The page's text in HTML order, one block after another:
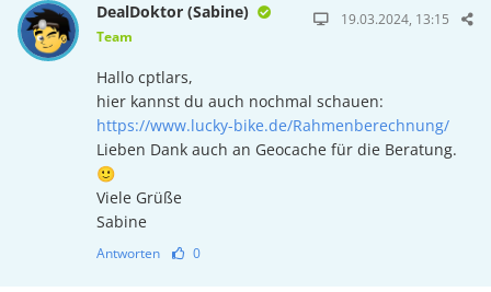
DealDoktor (Sabine)
Team
19.03.2024, 13:15
Hallo cptlars,
hier kannst du auch nochmal schauen:
https://www.lucky-bike.de/Rahmenberechnung/
Lieben Dank auch an Geocache für die Beratung.
🙂
Viele Grüße
Sabine
Antworten 0